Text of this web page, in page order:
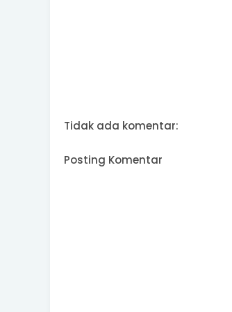
Tidak ada komentar:
Posting Komentar